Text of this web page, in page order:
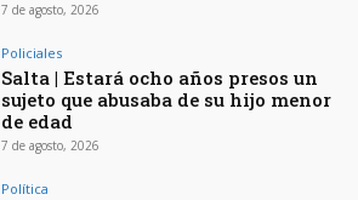
7 de agosto, 2026
Policiales
Salta | Estará ocho años presos un
sujeto que abusaba de su hijo menor
de edad
7 de agosto, 2026
Política